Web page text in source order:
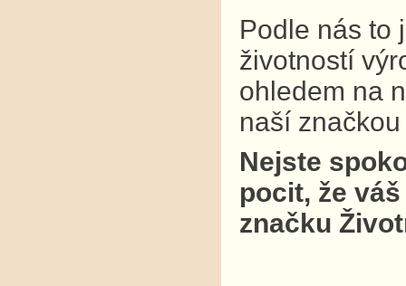
Podle nás to
životností
ohledem na
naší
Nejste
pocit, že
značku